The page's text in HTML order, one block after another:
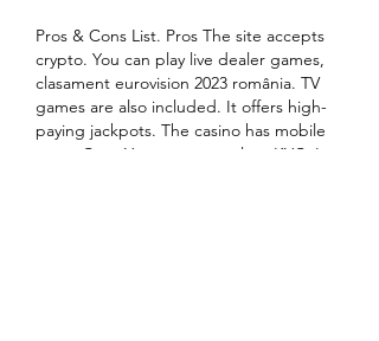
Pros & Cons List. Pros The site accepts
crypto. You can play live dealer games,
clasament eurovision 2023 românia. TV
games are also included. It offers high-
paying jackpots. The casino has mobile
apps. Cons You must complete KYC. Is